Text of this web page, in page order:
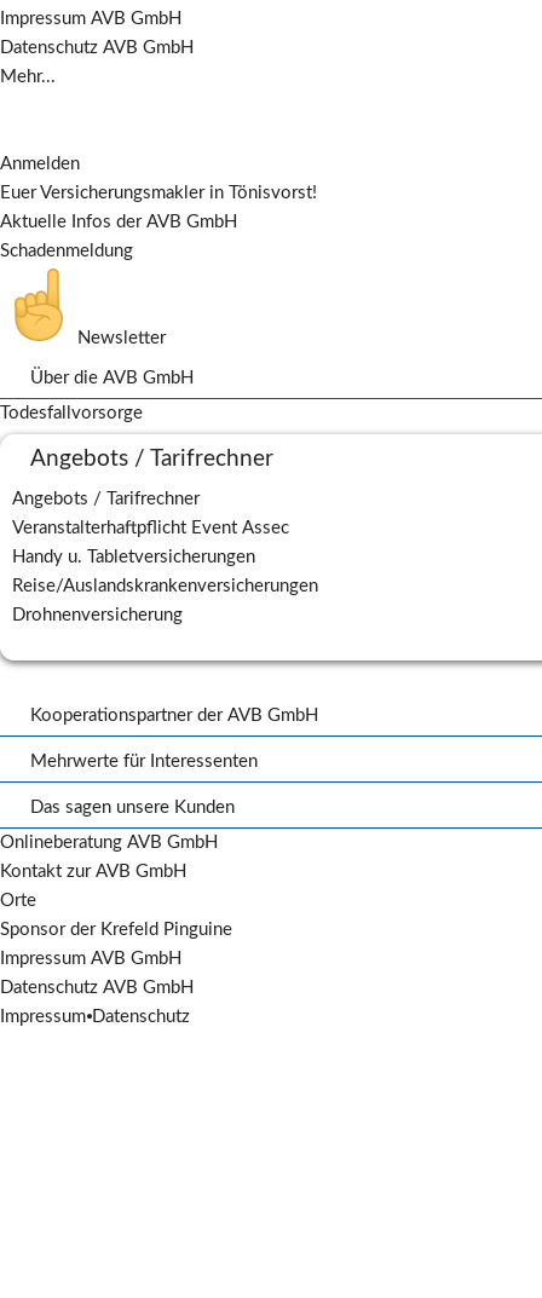
Impressum AVB GmbH
Datenschutz AVB GmbH
Mehr...
Anmelden
Euer Versicherungsmakler in Tönisvorst!
Aktuelle Infos der AVB GmbH
Schadenmeldung
Newsletter
Über die AVB GmbH
Weiterbildungszertifikate
Firmenvideos
Berufsbild
Mitglied im IGVM
Todesfallvorsorge
Angebots / Tarifrechner
Angebots / Tarifrechner
Veranstalterhaftpflicht Event Assec
Handy u. Tabletversicherungen
Reise/Auslandskrankenversicherungen
Drohnenversicherung
Kooperationspartner der AVB GmbH
Kaltstrahl Trockeneisreinigung
Lohberg Sicherheitstechnik
Nimmerland Schlafsysteme Wasserbettenwartung
Garten und Landschaftsbau
RWM Group Kassel Versicherungsberatung, DSB u.v.m.
Mehrwerte für Interessenten
Zentralruf der Autoversicherer
Das sagen unsere Kunden
Bewertungsportal für die AVB GmbH
Euer Feedback
Google Bewertungen
Onlineberatung AVB GmbH
Kontakt zur AVB GmbH
Orte
Sponsor der Krefeld Pinguine
Impressum AVB GmbH
Datenschutz AVB GmbH
Impressum⦁ Datenschutz